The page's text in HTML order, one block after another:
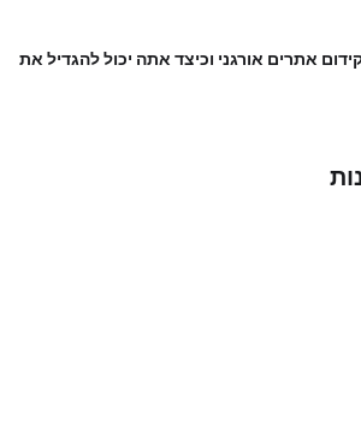
אתרים אורגני וכיצד אתה יכול להגדיל את